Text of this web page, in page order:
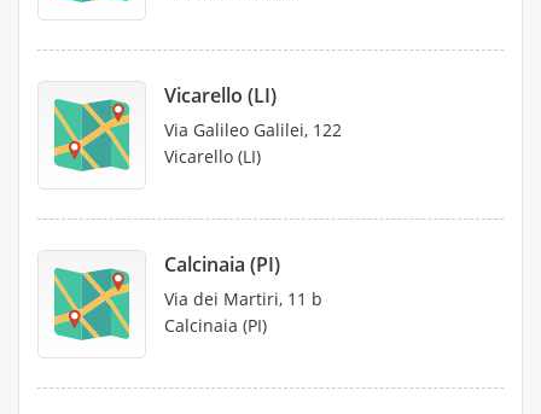
Vicarello (LI)
Via Galileo Galilei, 122
Vicarello (LI)
Calcinaia (PI)
Via dei Martiri, 11 b
Calcinaia (PI)